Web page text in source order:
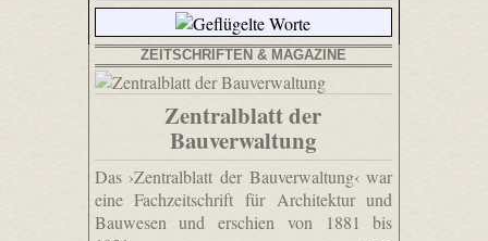
ZEITSCHRIFTEN & MAGAZINE
Zentralblatt der
Bauverwaltung
Das ›Zentralblatt der Bauverwaltung‹ war
eine Fachzeitschrift für Architektur und
Bauwesen und erschien von 1881 bis